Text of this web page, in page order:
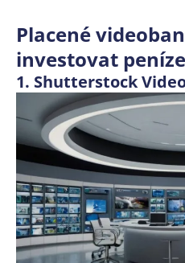
Placené
investovat peníze
1. Shutterstock